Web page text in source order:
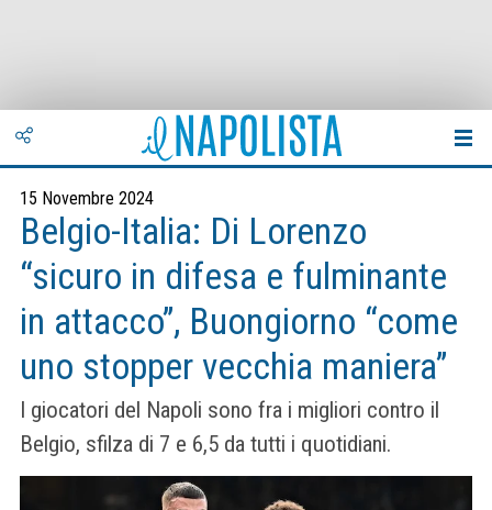
15 Novembre 2024
Belgio-Italia: Di Lorenzo
“sicuro in difesa e fulminante
in attacco”, Buongiorno “come
uno stopper vecchia maniera”
I giocatori del Napoli sono fra i migliori contro il
Belgio, sfilza di 7 e 6,5 da tutti i quotidiani.